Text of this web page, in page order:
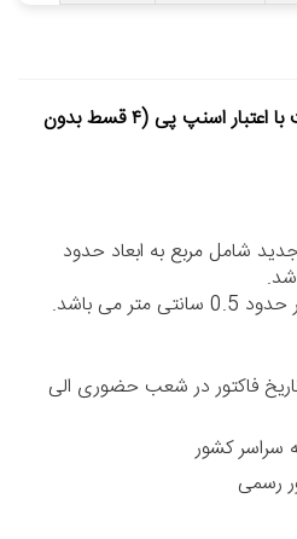
پرداخت با اعتبار اسنپ پی (۴ قسط بدون
شامل مربع به ابعاد حدود
می باشد.
تا ۴ روز از تاریخ فاکتور در شعب حضوری الی
سراسر کشور